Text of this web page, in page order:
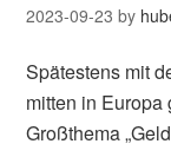
2023-09-23 by
Spätestens mit
mitten in
Großthema